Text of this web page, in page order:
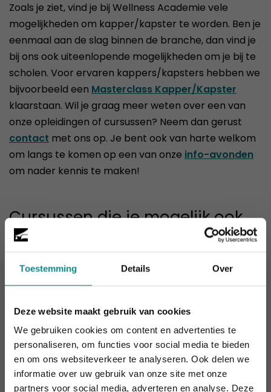
Toestemming Details Over
Deze website maakt gebruik van cookies
We gebruiken cookies om content en advertenties te
personaliseren, om functies voor social media te bieden
en om ons websiteverkeer te analyseren. Ook delen we
informatie over uw gebruik van onze site met onze
partners voor social media, adverteren en analyse. Deze
Zoals je ziet, vind je bij Wellness Academie vele
mogelijkheden om kapper/kapster te worden. Ben je
eenmaal aan de slag binnen de branche, dan vind je
bij ons ook uiteenlopende mogelijkheden om je bij te
scholen. Voor ervaren kappers/kapsters hebben we
bijvoorbeeld een Masterclass Kapper/Kapster
klaarstaan. Wil je graag meer weten over een van
onze opleidingen of cursussen? Neem dan gerust
contact met ons op. Je bent ook van harte welkom
om langs te komen op een van onze info-avonden
om nader kennis te maken!
Cursussen die je mogelijk ook
interesseren
De hittegolf houdt aan... onze actie ook! 10%